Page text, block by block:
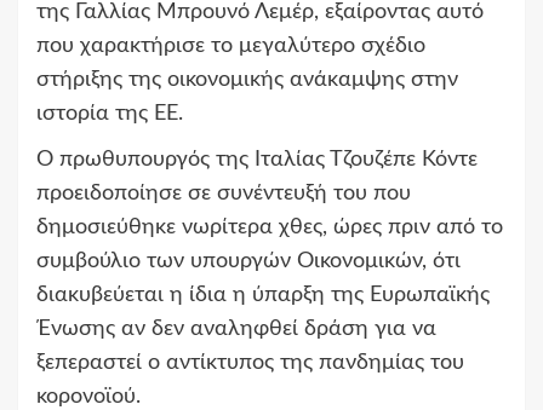
της Γαλλίας Μπρουνό Λεμέρ, εξαίροντας αυτό
που χαρακτήρισε το μεγαλύτερο σχέδιο
στήριξης της οικονομικής ανάκαμψης στην
ιστορία της ΕΕ.
Ο πρωθυπουργός της Ιταλίας Τζουζέπε Κόντε
προειδοποίησε σε συνέντευξή του που
δημοσιεύθηκε νωρίτερα χθες, ώρες πριν από το
συμβούλιο των υπουργών Οικονομικών, ότι
διακυβεύεται η ίδια η ύπαρξη της Ευρωπαϊκής
Ένωσης αν δεν αναληφθεί δράση για να
ξεπεραστεί ο αντίκτυπος της πανδημίας του
κορονοϊού.